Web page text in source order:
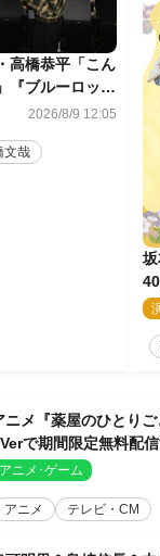
高橋恭平「こん
『ブルーロッ
トレポート
2026/8/9 12:05
文哉
ニメ『薬屋のひとり
で期間限定無料配
アニメ･ゲーム
アニメ テレビ・CM